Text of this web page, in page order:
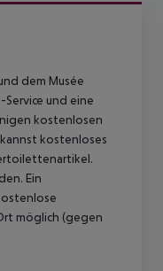
dem Musée
und eine
kostenlosen
kostenloses
Ein
möglich (gegen